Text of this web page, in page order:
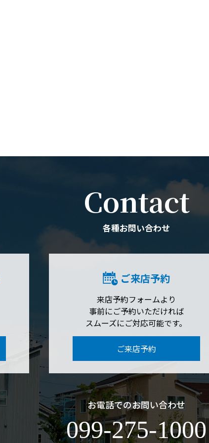
Contact
各種お問い合わせ
ご来店予約
来店予約フォームより
事前にご予約いただければ
スムーズにご対応可能です。
ご来店予約
お電話でのお問い合わせ
099-275-1000